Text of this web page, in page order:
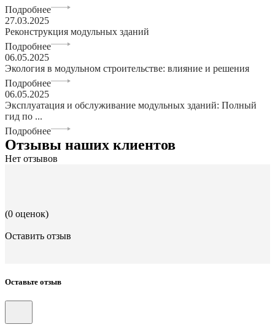
Подробнее
27.03.2025
Реконструкция модульных зданий
Подробнее
06.05.2025
Экология в модульном строительстве: влияние и решения
Подробнее
06.05.2025
Эксплуатация и обслуживание модульных зданий: Полный
гид по ...
Подробнее
Отзывы наших клиентов
Нет отзывов
(0 оценок)
Оставить отзыв
Оставьте отзыв